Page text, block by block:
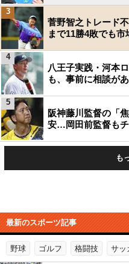
菅野智之トレード
まで11勝4敗でも
3
八王子実践・河本
も、事前に相談が
4
阪神藤川監督の「
安…岡田前監督もチ
5
も
最新のスポーツ記事
野球 ゴルフ 格闘技 サッ